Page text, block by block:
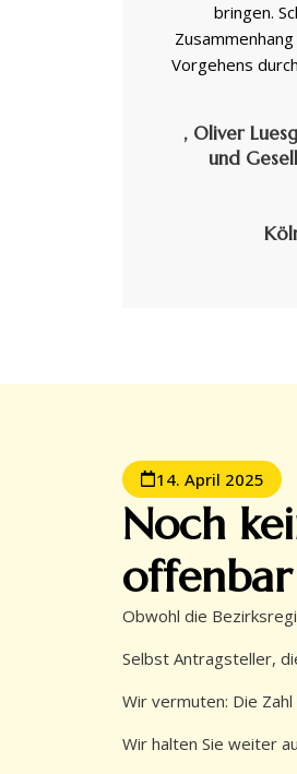
bringen.
Vorgehens
, Oliver
und
14. April 2025
Noch
Obwohl die
Selbst Antragsteller,
Wir vermuten: Die
Wir halten Sie weiter